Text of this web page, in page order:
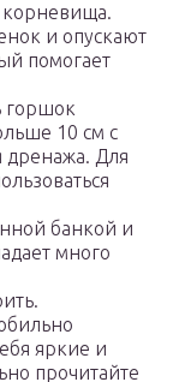
корневища.
и опускают
помогает
горшок
10 см с
дренажа. Для
банкой и
много
яркие и
прочитайте